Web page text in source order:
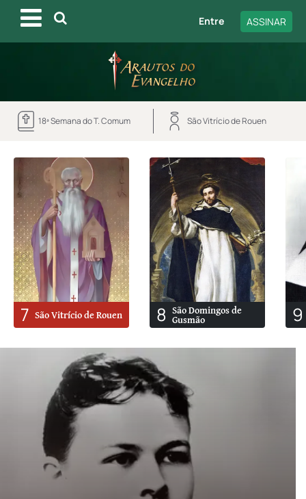
Entre ASSINAR
18ª Semana do T. Comum São Vitrício de Rouen
7 São Vitrício de Rouen 8 São Domingos de
Gusmão 9